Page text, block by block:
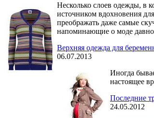
Несколько слоев одежды, в
источником вдохновения
преображать даже самые
напоминающие о моде
Верхняя одежда для
06.07.2013
Иногда
настоящее
Последние
24.05.2012